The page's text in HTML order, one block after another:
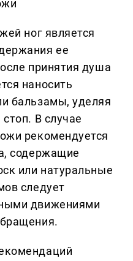
ног является
ее
принятия душа
наносить
бальзамы, уделяя
В случае
рекомендуется
содержащие
или натуральные
следует
движениями